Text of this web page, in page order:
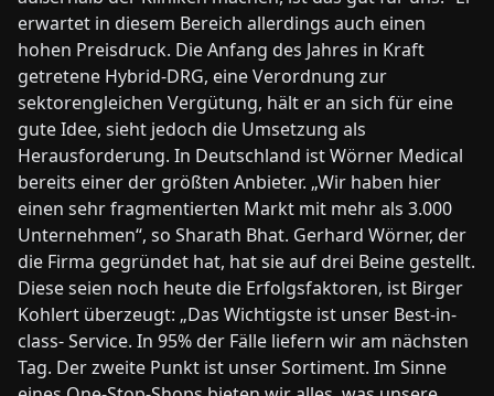
erwartet in diesem Bereich allerdings auch einen
hohen Preisdruck. Die Anfang des Jahres in Kraft
getretene Hybrid-DRG, eine Verordnung zur
sektorengleichen Vergütung, hält er an sich für eine
gute Idee, sieht jedoch die Umsetzung als
Herausforderung. In Deutschland ist Wörner Medical
bereits einer der größten Anbieter. „Wir haben hier
einen sehr fragmentierten Markt mit mehr als 3.000
Unternehmen“, so Sharath Bhat. Gerhard Wörner, der
die Firma gegründet hat, hat sie auf drei Beine gestellt.
Diese seien noch heute die Erfolgsfaktoren, ist Birger
Kohlert überzeugt: „Das Wichtigste ist unser Best-in-
class- Service. In 95% der Fälle liefern wir am nächsten
Tag. Der zweite Punkt ist unser Sortiment. Im Sinne